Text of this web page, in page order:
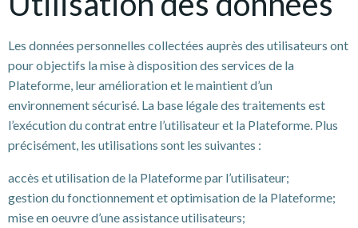
Les données personnelles collectées auprès des utilisateurs ont
pour objectifs la mise à disposition des services de la
Plateforme, leur amélioration et le maintient d’un
environnement sécurisé. La base légale des traitements est
l’exécution du contrat entre l’utilisateur et la Plateforme. Plus
précisément, les utilisations sont les suivantes :
accès et utilisation de la Plateforme par l’utilisateur;
gestion du fonctionnement et optimisation de la Plateforme;
mise en oeuvre d’une assistance utilisateurs;